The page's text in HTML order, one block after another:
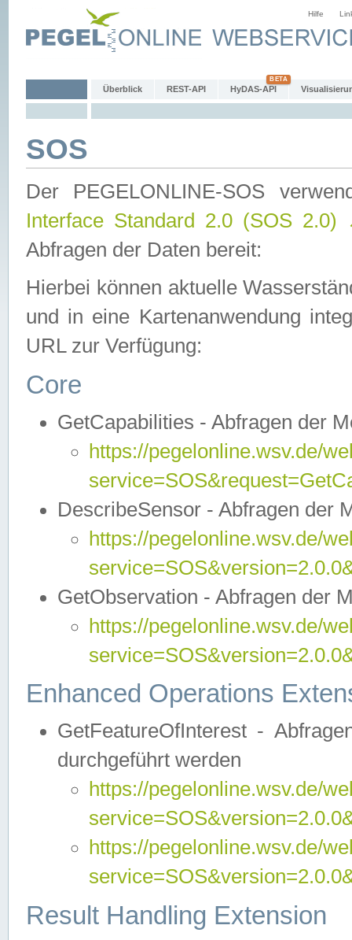
Hilfe
Überblick REST-API HyDAS-API
SOS
Der PEGELONLINE-SOS
Interface Standard 2.0 (SOS 2.0)
Abfragen der Daten bereit:
Hierbei können aktuelle
und in eine Kartenanwendung
URL zur Verfügung:
Core
GetCapabilities - Abfragen der
https://pegelonline.wsv.de/
DescribeSensor - Abfragen der
https://pegelonline.wsv.de/
GetObservation - Abfragen der
https://pegelonline.wsv.de/
Enhanced Operations
GetFeatureOfInterest -
durchgeführt werden
https://pegelonline.wsv.de/
https://pegelonline.wsv.de/
Result Handling Extension